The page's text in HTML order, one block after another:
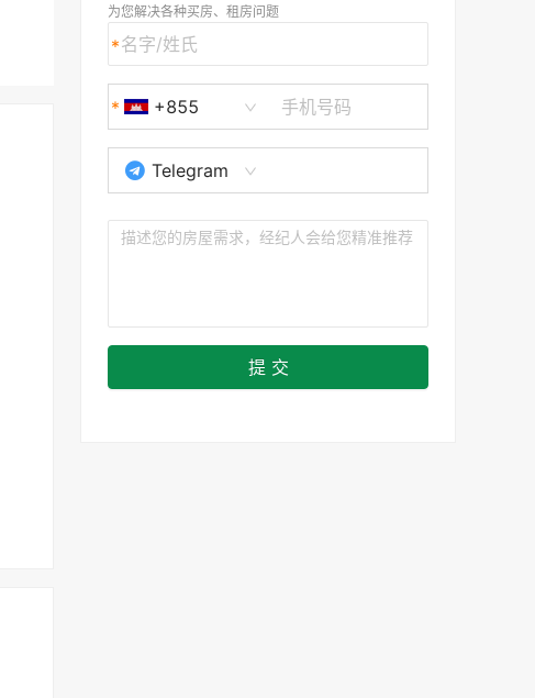
为您解决各种买房、租房问题
+855
Telegram
提 交